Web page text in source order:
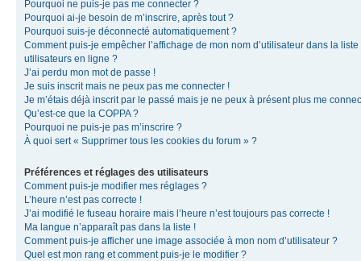
Pourquoi ne puis-je pas me connecter ?
Pourquoi ai-je besoin de m’inscrire, après tout ?
Pourquoi suis-je déconnecté automatiquement ?
Comment puis-je empêcher l’affichage de mon nom d’utilisateur dans la liste
utilisateurs en ligne ?
J’ai perdu mon mot de passe !
Je suis inscrit mais ne peux pas me connecter !
Je m’étais déjà inscrit par le passé mais je ne peux à présent plus me
Qu’est-ce que la COPPA ?
Pourquoi ne puis-je pas m’inscrire ?
À quoi sert « Supprimer tous les cookies du forum » ?
Préférences et réglages des utilisateurs
Comment puis-je modifier mes réglages ?
L’heure n’est pas correcte !
J’ai modifié le fuseau horaire mais l’heure n’est toujours pas correcte !
Ma langue n’apparaît pas dans la liste !
Comment puis-je afficher une image associée à mon nom d’utilisateur ?
Quel est mon rang et comment puis-je le modifier ?